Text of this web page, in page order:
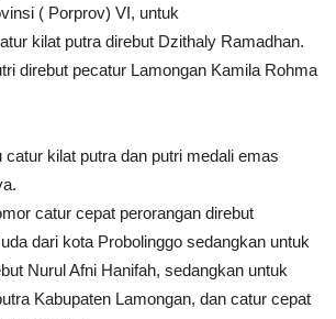
( Porprov) VI, untuk
kilat putra direbut Dzithaly Ramadhan.
direbut pecatur Lamongan Kamila Rohma
catur kilat putra dan putri medali emas
catur cepat perorangan direbut
dari kota Probolinggo sedangkan untuk
Nurul Afni Hanifah, sedangkan untuk
Kabupaten Lamongan, dan catur cepat